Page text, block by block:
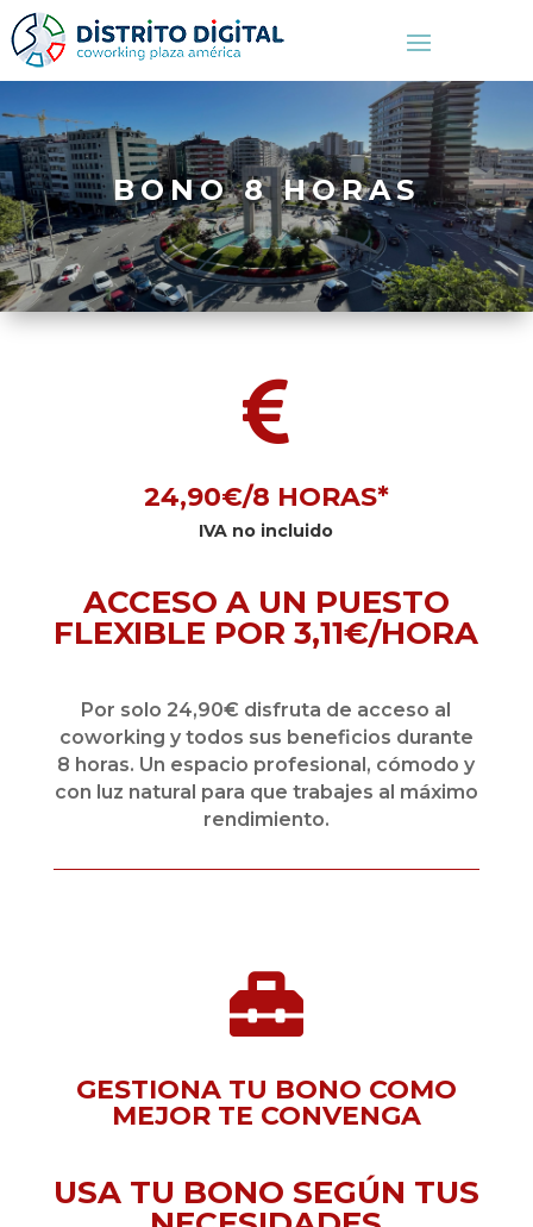
BONO 8 HORAS

24,90€/8 HORAS*
IVA no incluido
ACCESO A UN PUESTO
FLEXIBLE POR 3,11€/HORA
Por solo 24,90€ disfruta de acceso al
coworking y todos sus beneficios durante
8 horas. Un espacio profesional, cómodo y
con luz natural para que trabajes al máximo
rendimiento.

GESTIONA TU BONO COMO
MEJOR TE CONVENGA
USA TU BONO SEGÚN TUS